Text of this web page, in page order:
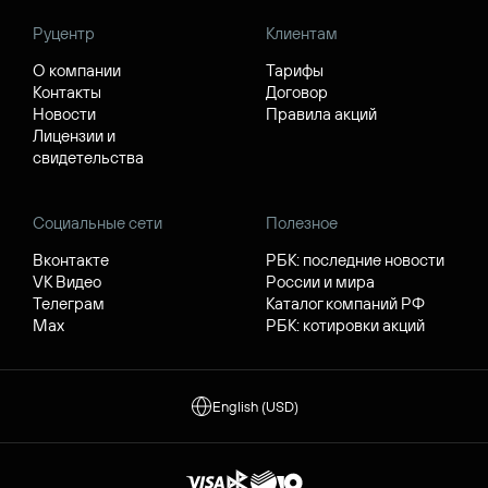
Руцентр
О компании
Контакты
Новости
Лицензии и
свидетельства
Клиентам
Тарифы
Договор
Правила акций
Социальные сети
Вконтакте
VK Видео
Телеграм
Max
Полезное
РБК: последние новости
России и мира
Каталог компаний РФ
РБК: котировки акций
English (USD)